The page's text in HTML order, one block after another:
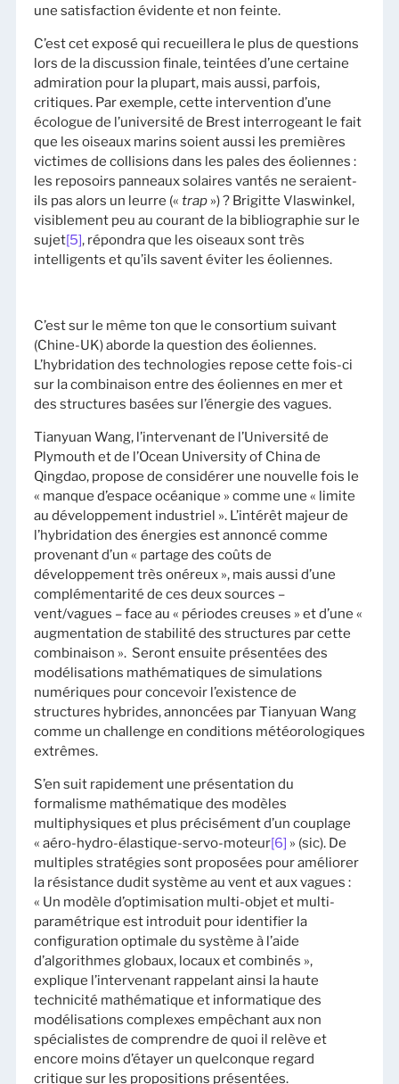
une satisfaction évidente et non feinte.
C’est cet exposé qui recueillera le plus de questions
lors de la discussion finale, teintées d’une certaine
admiration pour la plupart, mais aussi, parfois,
critiques. Par exemple, cette intervention d’une
écologue de l’université de Brest interrogeant le fait
que les oiseaux marins soient aussi les premières
victimes de collisions dans les pales des éoliennes :
les reposoirs panneaux solaires vantés ne seraient-
ils pas alors un leurre (« trap ») ? Brigitte Vlaswinkel,
visiblement peu au courant de la bibliographie sur le
sujet[5], répondra que les oiseaux sont très
intelligents et qu’ils savent éviter les éoliennes.
C’est sur le même ton que le consortium suivant
(Chine-UK) aborde la question des éoliennes.
L’hybridation des technologies repose cette fois-ci
sur la combinaison entre des éoliennes en mer et
des structures basées sur l’énergie des vagues.
Tianyuan Wang, l’intervenant de l’Université de
Plymouth et de l’Ocean University of China de
Qingdao, propose de considérer une nouvelle fois le
« manque d’espace océanique » comme une « limite
au développement industriel ». L’intérêt majeur de
l’hybridation des énergies est annoncé comme
provenant d’un « partage des coûts de
développement très onéreux », mais aussi d’une
complémentarité de ces deux sources –
vent/vagues – face au « périodes creuses » et d’une «
augmentation de stabilité des structures par cette
combinaison ». Seront ensuite présentées des
modélisations mathématiques de simulations
numériques pour concevoir l’existence de
structures hybrides, annoncées par Tianyuan Wang
comme un challenge en conditions météorologiques
extrêmes.
S’en suit rapidement une présentation du
formalisme mathématique des modèles
multiphysiques et plus précisément d’un couplage
« aéro-hydro-élastique-servo-moteur[6] » (sic). De
multiples stratégies sont proposées pour améliorer
la résistance dudit système au vent et aux vagues :
« Un modèle d’optimisation multi-objet et multi-
paramétrique est introduit pour identifier la
configuration optimale du système à l’aide
d’algorithmes globaux, locaux et combinés »,
explique l’intervenant rappelant ainsi la haute
technicité mathématique et informatique des
modélisations complexes empêchant aux non
spécialistes de comprendre de quoi il relève et
encore moins d’étayer un quelconque regard
critique sur les propositions présentées.